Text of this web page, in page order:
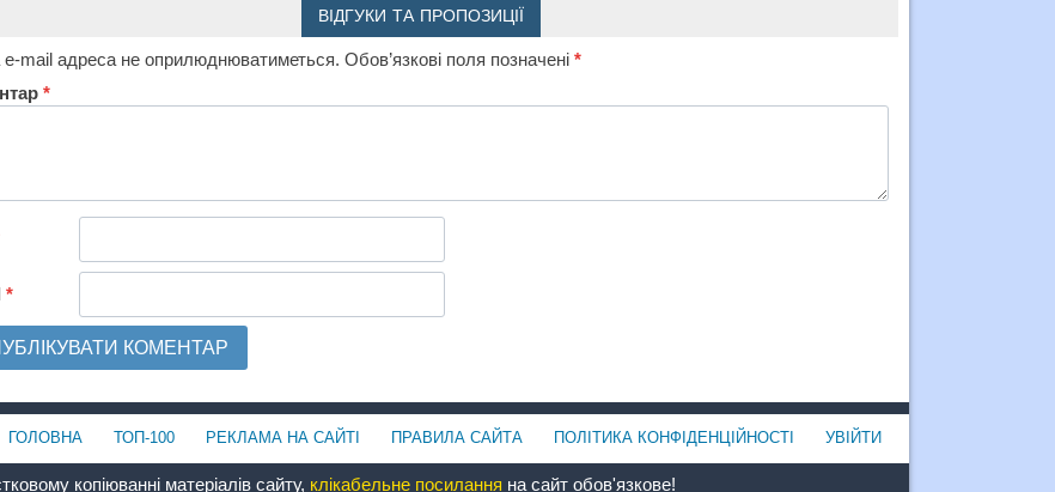
ВІДГУКИ ТА ПРОПОЗИЦІЇ
mail адреса не оприлюднюватиметься. Обов’язкові поля позначені *
*
*
ГОЛОВНА ТОП-100 РЕКЛАМА НА САЙТІ ПРАВИЛА САЙТА ПОЛІТИКА КОНФІДЕНЦІЙНОСТІ УВІЙТИ
копіюванні матеріалів сайту, клікабельне посилання на сайт обов'язкове!